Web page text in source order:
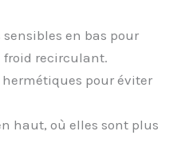
en bas pour
froid recirculant.
hermétiques pour éviter
haut, où elles sont plus